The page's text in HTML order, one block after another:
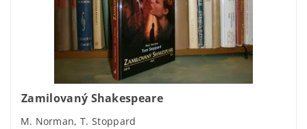
Zamilovaný Shakespeare
M. Norman, T. Stoppard